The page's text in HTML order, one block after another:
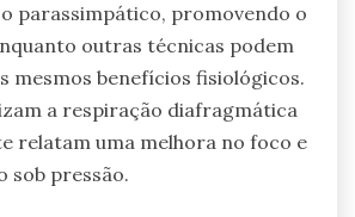
parassimpático, promovendo o
outras técnicas podem
mesmos benefícios fisiológicos.
a respiração diafragmática
relatam uma melhora no foco e
sob pressão.